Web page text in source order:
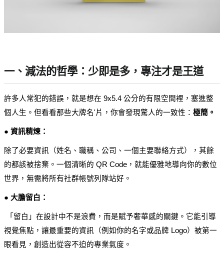
一、減法的哲學：少即是多，專注才是王道
許多人常犯的錯誤，就是想在 9x5.4 公分的有限空間裡，塞進整
個人生。但看看那些大牌名'片，你會發現驚人的一致性： 極簡。
● 資訊精煉：
除了必要資訊（姓名、職稱、公司、一個主要聯絡方式），其餘
的都該被捨棄。一個清晰的 QR Code，就能優雅地導向你的數位
世界，無需將所有社群帳號列隊站好。
● 大膽留白：
視覺焦點，讓最重要的資訊（例如你的名字或品牌 Logo）被第一
眼看見，創造出從容不迫的專業氣度。